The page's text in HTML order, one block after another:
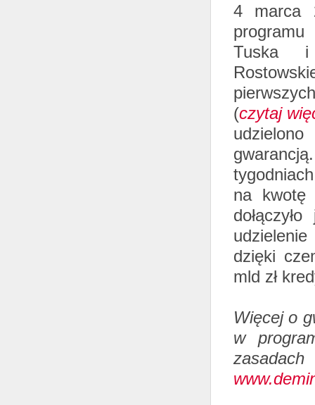
4 marca
Tuska i
(czytaj
na kwotę
dzięki
mld zł
Więcej o
w